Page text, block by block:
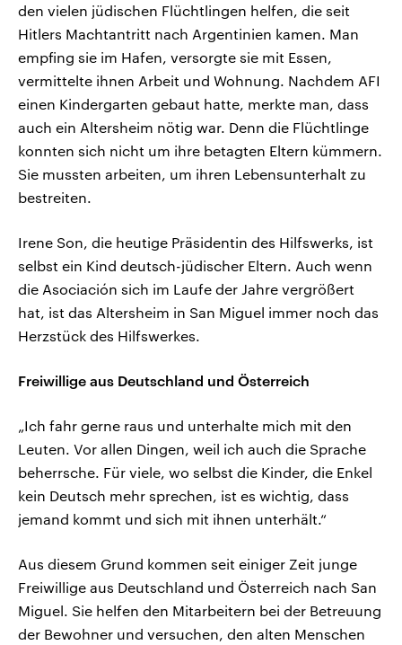
den vielen jüdischen Flüchtlingen helfen, die seit
Hitlers Machtantritt nach Argentinien kamen. Man
empfing sie im Hafen, versorgte sie mit Essen,
vermittelte ihnen Arbeit und Wohnung. Nachdem AFI
einen Kindergarten gebaut hatte, merkte man, dass
auch ein Altersheim nötig war. Denn die Flüchtlinge
konnten sich nicht um ihre betagten Eltern kümmern.
Sie mussten arbeiten, um ihren Lebensunterhalt zu
bestreiten.
Irene Son, die heutige Präsidentin des Hilfswerks, ist
selbst ein Kind deutsch-jüdischer Eltern. Auch wenn
die Asociación sich im Laufe der Jahre vergrößert
hat, ist das Altersheim in San Miguel immer noch das
Herzstück des Hilfswerkes.
Freiwillige aus Deutschland und Österreich
„Ich fahr gerne raus und unterhalte mich mit den
Leuten. Vor allen Dingen, weil ich auch die Sprache
beherrsche. Für viele, wo selbst die Kinder, die Enkel
kein Deutsch mehr sprechen, ist es wichtig, dass
jemand kommt und sich mit ihnen unterhält.“
Aus diesem Grund kommen seit einiger Zeit junge
Freiwillige aus Deutschland und Österreich nach San
Miguel. Sie helfen den Mitarbeitern bei der Betreuung
der Bewohner und versuchen, den alten Menschen